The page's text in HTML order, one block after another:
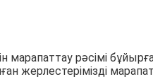
марапаттау рәсімі
жерлестерімізді